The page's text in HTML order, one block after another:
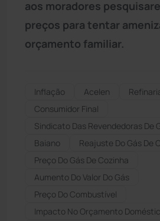
aos moradores
preços para tentar
orçamento familiar.
Inflação Acelen
Consumidor Final
Sindicato Das Revendedoras De
Baiano
Reajuste Do Gás De
Preço Do Gás De Cozinha
Aumento Do Valor Do Gás
Preço Do Combustível
Impacto No Orçamento